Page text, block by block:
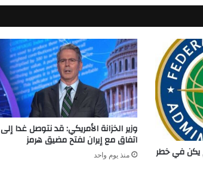
يكن في خطر
وزير الخزانة الأمريكي: قد نتوصل غدا إلى
اتفاق مع إيران لفتح مضيق هرمز
منذ يوم واحد